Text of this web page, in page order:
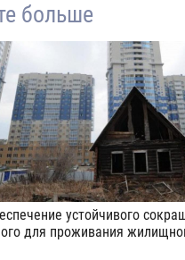
больше
устойчивого
для проживания